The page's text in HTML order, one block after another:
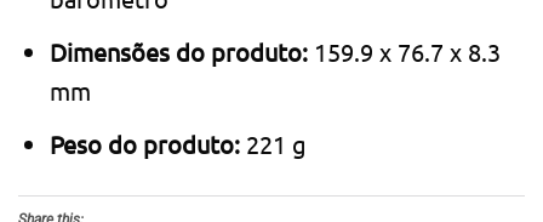
Dimensões do produto: 159.9 x 76.7 x 8.3
mm
Peso do produto: 221 g